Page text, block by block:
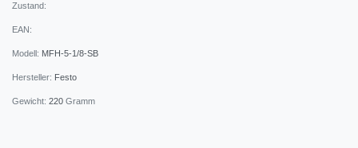
Zustand:
EAN:
Modell: MFH-5-1/8-SB
Hersteller: Festo
Gewicht: 220 Gramm